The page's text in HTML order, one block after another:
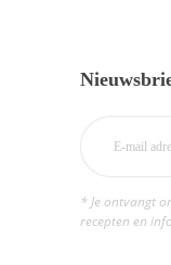
* Je ontvangt
recepten en